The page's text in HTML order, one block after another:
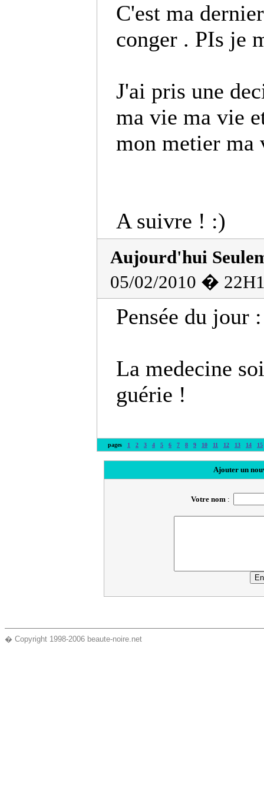
C'est ma
conger . PIs je
J'ai pris une
ma vie ma vie
mon metier ma
A suivre ! :)
Aujourd'hui
05/02/2010 �
Pensée du jour :
La medecine
guérie !
pages 1 2 3 4 5 6 7 8 9 10 11 12 13 14 15
Ajouter un
Votre nom:
� Copyright 1998-2006 beaute-noire.net